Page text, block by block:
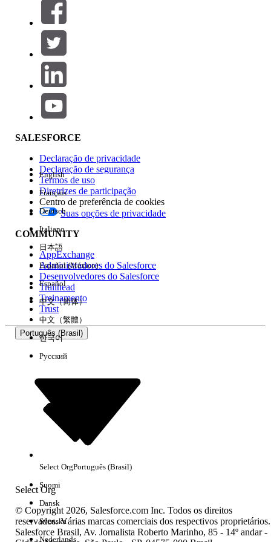
Filtrar por (0)
SELECIONAR FILTROS
Área de produtos
Impacto do recurso
Edição
Experiência
Sem resultados
SALESFORCE
Declaração de privacidade
Declaração de segurança
Termos de uso
Diretrizes de participação
Centro de preferência de cookies
Suas opções de privacidade
COMMUNITY
AppExchange
Administradores do Salesforce
Desenvolvedores do Salesforce
Trailhead
Treinamento
Trust
Português (Brasil)
Select Org
English
Français
Deutsch
Italiano
日本語
Español (México)
Español
中文（简体）
中文（繁體）
한국어
Русский
Select OrgPortuguês (Brasil)
Suomi
Dansk
Svenska
Nederlands
© Copyright 2026, Salesforce.com Inc. Todos os direitos
reservados. Várias marcas comerciais dos respectivos proprietários.
Salesforce Brasil, Av. Jornalista Roberto Marinho, 85 - 14º andar -